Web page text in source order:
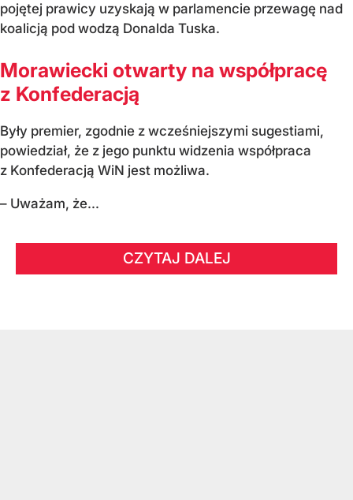
pojętej prawicy uzyskają w parlamencie przewagę nad
koalicją pod wodzą Donalda Tuska.
Morawiecki otwarty na współpracę
z Konfederacją
Były premier, zgodnie z wcześniejszymi sugestiami,
powiedział, że z jego punktu widzenia współpraca
z Konfederacją WiN jest możliwa.
– Uważam, że...
CZYTAJ DALEJ